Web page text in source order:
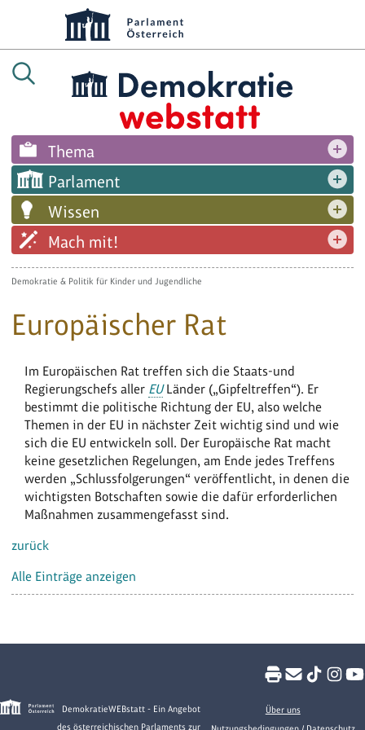
Thema
Parlament
Wissen
Mach mit!
Demokratie & Politik für Kinder und Jugendliche
Europäischer Rat
Im Europäischen Rat treffen sich die Staats-und
Regierungschefs aller EULänder („Gipfeltreffen“). Er
bestimmt die politische Richtung der EU, also welche
Themen in der EU in nächster Zeit wichtig sind und wie
sich die EU entwickeln soll. Der Europäische Rat macht
keine gesetzlichen Regelungen, am Ende jedes Treffens
werden „Schlussfolgerungen“ veröffentlicht, in denen die
wichtigsten Botschaften sowie die dafür erforderlichen
Maßnahmen zusammengefasst sind.
zurück
Alle Einträge anzeigen
DemokratieWEBstatt - Ein Angebot
des österreichischen Parlaments zur
Über uns